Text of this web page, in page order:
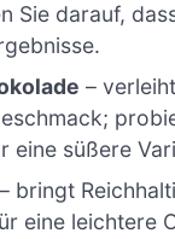
Sie darauf,
–
eine süßere
– bringt
eine leichtere